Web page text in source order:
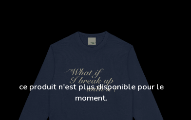
ce produit n'est plus disponible pour le
moment.